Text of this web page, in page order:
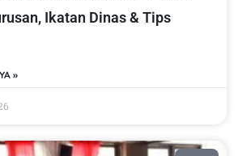
Ikatan Dinas & Tips
»